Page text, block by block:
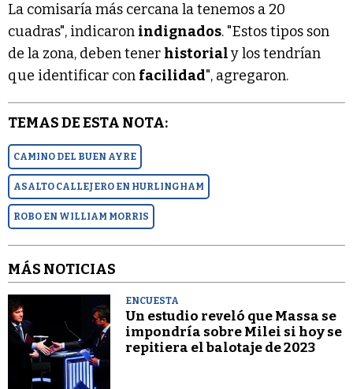
La comisaría más cercana la tenemos a 20
cuadras", indicaron indignados. "Estos tipos son
de la zona, deben tener historialy los tendrían
que identificar con facilidad", agregaron.
TEMAS DE ESTA NOTA:
CAMINO DEL BUEN AYRE
ASALTO CALLEJERO EN HURLINGHAM
ROBO EN WILLIAM MORRIS
MÁS NOTICIAS
ENCUESTA
Un estudio reveló que Massa se
impondría sobre Milei si hoy se
repitiera el balotaje de 2023